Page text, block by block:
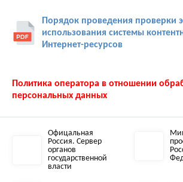
Порядок проведения проверки
использования системы
Интернет-ресурсов
Политика оператора в отношении
персональных данных
Офицальная
Россия. Сервер
органов
государственной
власти